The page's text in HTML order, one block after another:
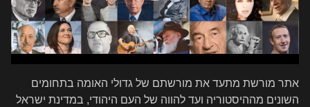
אתר מורשת מתעד את מורשתם של גדולי האומה בתחומים
השונים מההיסטוריה ועד להווה של העם היהודי, במדינת ישראל